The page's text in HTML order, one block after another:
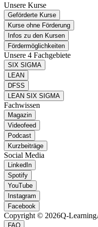
Unsere Kurse
Geförderte Kurse
Kurse ohne Förderung
Infos zu den Kursen
Fördermöglichkeiten
Unsere 4 Fachgebiete
SIX SIGMA
LEAN
DFSS
LEAN SIX SIGMA
Fachwissen
Magazin
Videofeed
Podcast
Kurzbeiträge
Social Media
LinkedIn
Spotify
YouTube
Instagram
Facebook
Copyright © 2026Q-Learning
FAQ